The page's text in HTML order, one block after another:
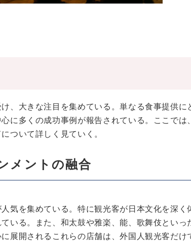
、大きな注目を集めている。単なる食事提供に
に多くの成功事例が報告されている。ここでは
ついて詳しく見ていく。
メントの融合
気を集めている。特に観光客が日本文化を深く
いる。また、和太鼓や雅楽、能、歌舞伎といっ
展開されるこれらの店舗は、外国人観光客だけ